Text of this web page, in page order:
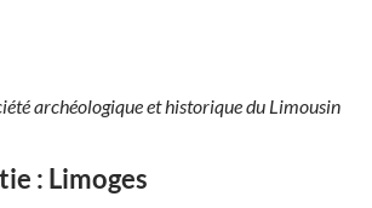
archéologique et historique du Limousin
: Limoges